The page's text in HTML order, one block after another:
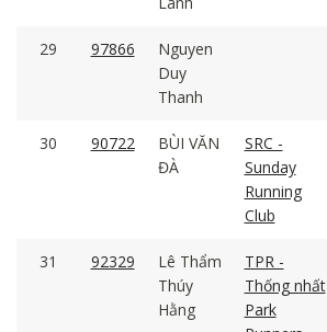
29 97866
Nguyen
Duy
Thanh
30 90722
BÙI VĂN
ĐÀ
SRC -
Sunday
Running
Club
31 92329
Lê Thẩm
Thúy
Hằng
TPR -
Thống nhất
Park